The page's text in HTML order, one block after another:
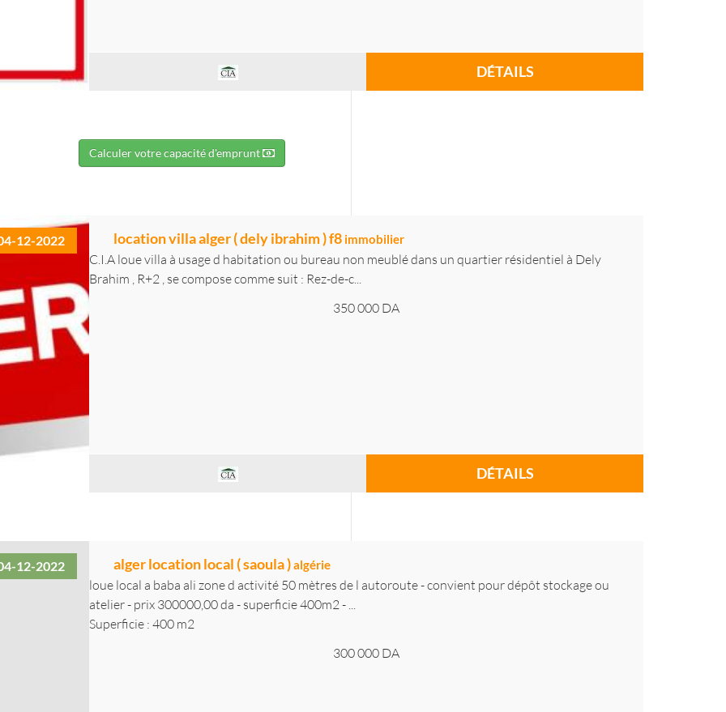
DÉTAILS
Calculer votre capacité d'emprunt
12-2022 location villa alger ( dely ibrahim ) f8 immobilier
C.I.A loue villa à usage d habitation ou bureau non meublé dans un quartier résidentiel à Dely
Brahim , R+2 , se compose comme suit : Rez-de-c...
350 000 DA
DÉTAILS
12-2022 alger location local ( saoula )algérie
loue local a baba ali zone d activité 50 mètres de l autoroute - convient pour dépôt stockage ou
atelier - prix 300000,00 da - superficie 400m2 - ...
Superficie : 400 m2
300 000 DA